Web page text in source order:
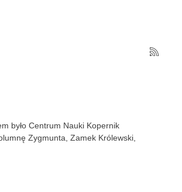
było Centrum Nauki Kopernik
Zygmunta, Zamek Królewski,